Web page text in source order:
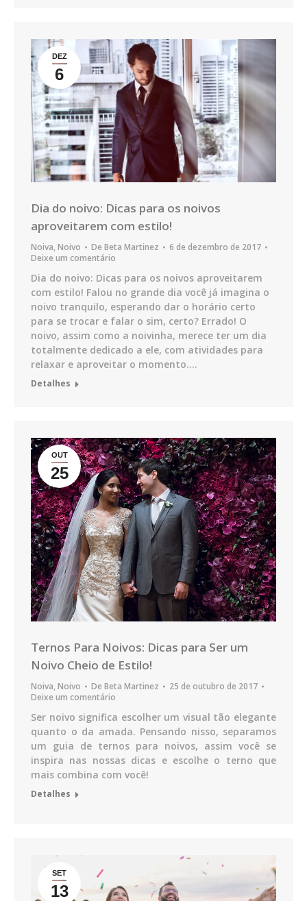
DEZ
6
Dia do noivo: Dicas para os noivos
aproveitarem com estilo!
Noiva,Noivo De Beta Martinez
6 de dezembro de 2017
Deixe um comentário
Dia do noivo: Dicas para os noivos aproveitarem
com estilo! Falou no grande dia você já imagina o
noivo tranquilo, esperando dar o horário certo
para se trocar e falar o sim, certo? Errado! O
noivo, assim como a noivinha, merece ter um dia
totalmente dedicado a ele, com atividades para
relaxar e aproveitar o momento.…
Detalhes
OUT
25
Ternos Para Noivos: Dicas para Ser um
Noivo Cheio de Estilo!
Noiva,Noivo De Beta Martinez
25 de outubro de 2017
Deixe um comentário
Ser noivo significa escolher um visual tão elegante
quanto o da amada. Pensando nisso, separamos
um guia de ternos para noivos, assim você se
inspira nas nossas dicas e escolhe o terno que
mais combina com você!
Detalhes
SET
13